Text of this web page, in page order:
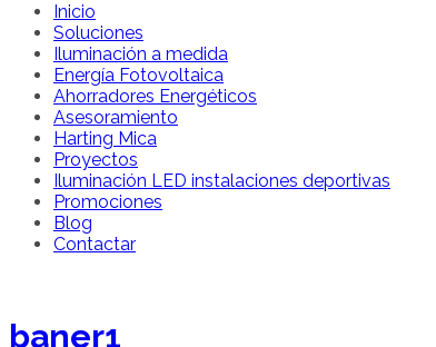
Inicio
Soluciones
Iluminación a medida
Energía Fotovoltaica
Ahorradores Energéticos
Asesoramiento
Harting Mica
Proyectos
Iluminación LED instalaciones deportivas
Promociones
Blog
Contactar
baner1